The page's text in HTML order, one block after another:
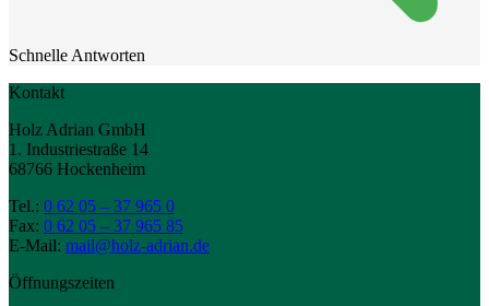
Schnelle Antworten
Kontakt
Holz Adrian GmbH
1. Industriestraße 14
68766 Hockenheim
Tel.: 0 62 05 – 37 965 0
Fax: 0 62 05 – 37 965 85
E-Mail: mail@holz-adrian.de
Öffnungszeiten